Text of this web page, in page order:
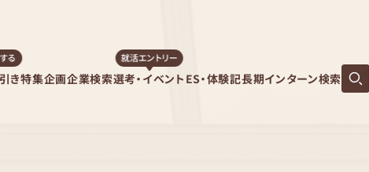
き
る
特集企画企業検索選考・イベント
就活エントリー
ES・体験記長期インターン検索